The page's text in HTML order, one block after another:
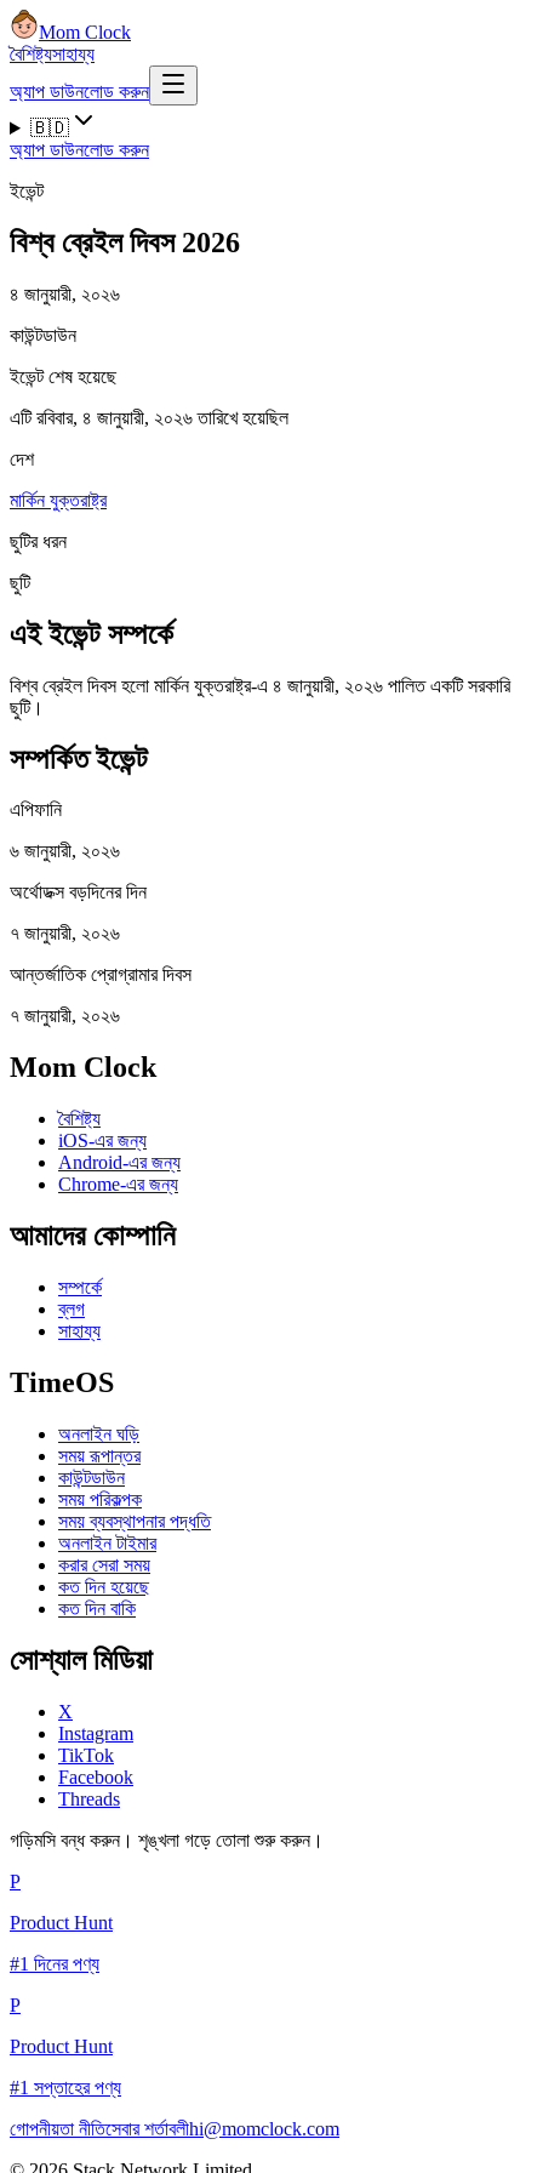
Mom Clock
বৈশিষ্ট্যসাহায্য
অ্যাপ ডাউনলোড করুন
🇧🇩
অ্যাপ ডাউনলোড করুন
ইভেন্ট
বিশ্ব ব্রেইল দিবস 2026
৪ জানুয়ারী, ২০২৬
কাউন্টডাউন
ইভেন্ট শেষ হয়েছে
এটি রবিবার, ৪ জানুয়ারী, ২০২৬ তারিখে হয়েছিল
দেশ
মার্কিন যুক্তরাষ্ট্র
ছুটির ধরন
ছুটি
এই ইভেন্ট সম্পর্কে
বিশ্ব ব্রেইল দিবস হলো মার্কিন যুক্তরাষ্ট্র-এ ৪ জানুয়ারী, ২০২৬ পালিত একটি সরকারি
ছুটি।
সম্পর্কিত ইভেন্ট
এপিফানি
৬ জানুয়ারী, ২০২৬
অর্থোডক্স বড়দিনের দিন
৭ জানুয়ারী, ২০২৬
আন্তর্জাতিক প্রোগ্রামার দিবস
৭ জানুয়ারী, ২০২৬
Mom Clock
বৈশিষ্ট্য
iOS-এর জন্য
Android-এর জন্য
Chrome-এর জন্য
আমাদের কোম্পানি
সম্পর্কে
ব্লগ
সাহায্য
TimeOS
অনলাইন ঘড়ি
সময় রূপান্তর
কাউন্টডাউন
সময় পরিকল্পক
সময় ব্যবস্থাপনার পদ্ধতি
অনলাইন টাইমার
করার সেরা সময়
কত দিন হয়েছে
কত দিন বাকি
সোশ্যাল মিডিয়া
X
Instagram
TikTok
Facebook
Threads
গড়িমসি বন্ধ করুন। শৃঙ্খলা গড়ে তোলা শুরু করুন।
P
Product Hunt
#1 দিনের পণ্য
P
Product Hunt
#1 সপ্তাহের পণ্য
গোপনীয়তা নীতিসেবার শর্তাবলীhi@momclock.com